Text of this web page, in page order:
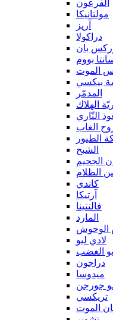
الفرعون
مولتانيكا
آريز
دراكولا
بان
بووم
الموت
بيكسي
المدمّر
الهلاك
النّاري
الغاب
الطيور
الشبح
الجحيم
الظلام
كاندي
آرتيكا
فالنتينا
المارد
لادي ليو
أبو الغضب
دراجون
ميدوسا
جورجن
تريكسي
الموت